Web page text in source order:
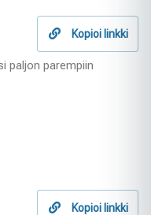
Kopioi linkki
paljon parempiin
Kopioi linkki